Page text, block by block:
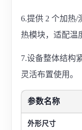
6.提供 2 个加热/
热模块，适配温
7.设备整体结构
灵活布置使用。
参数名称
外形尺寸